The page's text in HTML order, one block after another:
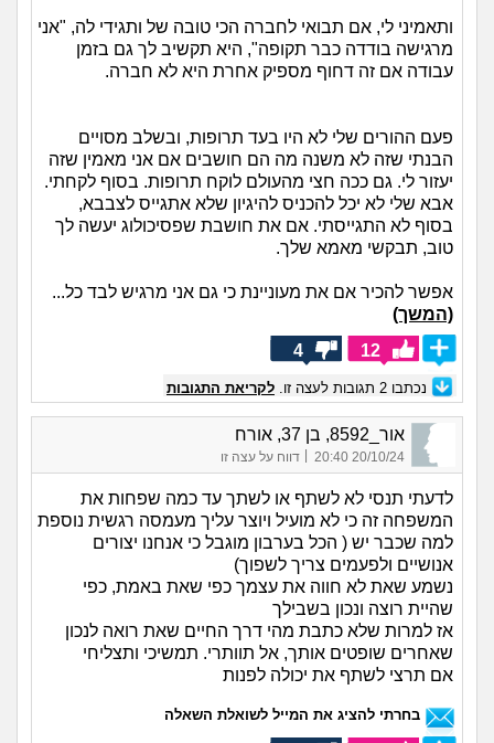
ותאמיני לי, אם תבואי לחברה הכי טובה של ותגידי לה, "אני
מרגישה בודדה כבר תקופה", היא תקשיב לך גם בזמן
עבודה אם זה דחוף מספיק אחרת היא לא חברה.
פעם ההורים שלי לא היו בעד תרופות, ובשלב מסויים
הבנתי שזה לא משנה מה הם חושבים אם אני מאמין שזה
יעזור לי. גם ככה חצי מהעולם לוקח תרופות. בסוף לקחתי.
אבא שלי לא יכל להכניס להיגיון שלא אתגייס לצבבא,
בסוף לא התגייסתי. אם את חושבת שפסיכולוג יעשה לך
טוב, תבקשי מאמא שלך.
אפשר להכיר אם את מעוניינת כי גם אני מרגיש לבד כל...
(המשך)
12
4
נכתבו 2 תגובות לעצה זו. לקריאת התגובות
אור_8592, בן 37, אורח
20/10/24 20:40
| דווח על עצה זו
לדעתי תנסי לא לשתף או לשתך עד כמה שפחות את
המשפחה זה כי לא מועיל ויוצר עליך מעמסה רגשית נוספת
למה שכבר יש ( הכל בערבון מוגבל כי אנחנו יצורים
אנושיים ולפעמים צריך לשפוך)
נשמע שאת לא חווה את עצמך כפי שאת באמת, כפי
שהיית רוצה ונכון בשבילך
אז למרות שלא כתבת מהי דרך החיים שאת רואה לנכון
שאחרים שופטים אותך, אל תוותרי. תמשיכי ותצליחי
אם תרצי לשתף את יכולה לפנות
בחרתי להציג את המייל לשואלת השאלה